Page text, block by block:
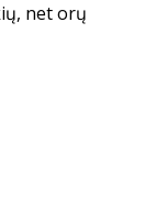
net orų